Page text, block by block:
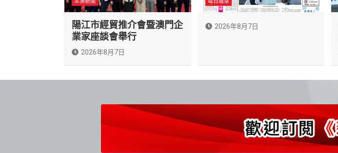
本澳新聞
陽江市經貿推介會暨澳門企
業家座談會舉行
2026年8月7日
每日報章
2026年8月7日